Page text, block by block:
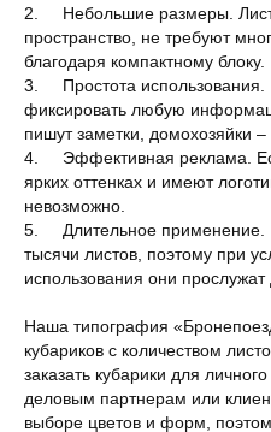
2. Небольшие размеры.
пространство, не требуют
благодаря компактному блоку.
3. Простота использования.
фиксировать любую
пишут заметки, домохозяйки –
4. Эффективная реклама.
ярких оттенках и имеют
невозможно.
5. Длительное применение.
тысячи листов, поэтому при
использования они прослужат
Наша типография
кубариков с количеством
заказать кубарики для
деловым партнерам или
выборе цветов и форм,